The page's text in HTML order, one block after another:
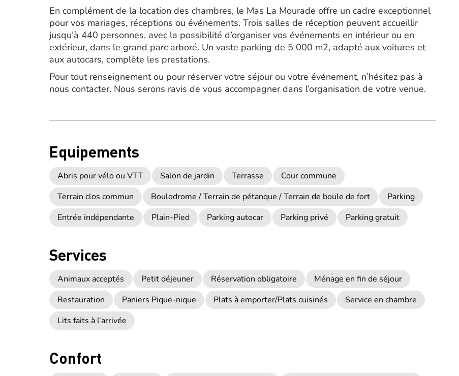
En complément de la location des chambres, le Mas La Mourade offre un cadre exceptionnel
pour vos mariages, réceptions ou événements. Trois salles de réception peuvent accueillir
jusqu’à 440 personnes, avec la possibilité d’organiser vos événements en intérieur ou en
extérieur, dans le grand parc arboré. Un vaste parking de 5 000 m2, adapté aux voitures et
aux autocars, complète les prestations.
Pour tout renseignement ou pour réserver votre séjour ou votre événement, n’hésitez pas à
nous contacter. Nous serons ravis de vous accompagner dans l’organisation de votre venue.
Equipements
Abris pour vélo ou VTT Salon de jardin Terrasse
Cour commune
Terrain clos commun
Boulodrome / Terrain de pétanque / Terrain de boule de fort
Parking
Entrée indépendante
Plain-Pied Parking autocar Parking privé Parking gratuit
Services
Animaux acceptés Petit déjeuner Réservation obligatoire
Ménage en fin de séjour
Restauration
Paniers Pique-nique Plats à emporter/Plats cuisinés
Service en chambre
Lits faits à l’arrivée
Confort